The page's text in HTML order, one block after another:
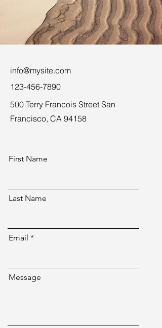
info@mysite.com
123-456-7890
500 Terry Francois Street San
Francisco, CA 94158
First Name
Last Name
Email
Message